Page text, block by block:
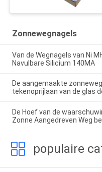
Zonnewegnagels
Van de Wegnagels van Ni
Navulbare Silicium 140MA
De aangemaakte
tekenoprijlaan van de glas
De Hoef van de
Zonne Aangedreven Weg
populaire